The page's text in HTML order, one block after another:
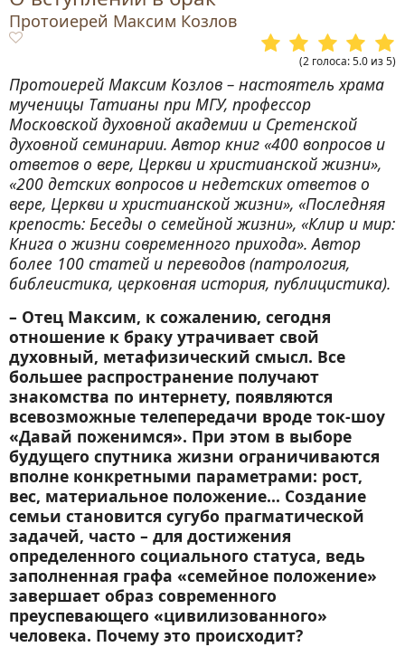
Протоиерей Максим Козлов
(2 голоса:5.0 из5)
Протоиерей Максим Козлов – настоятель храма
мученицы Татианы при МГУ, профессор
Московской духовной академии и Сретенской
духовной семинарии. Автор книг «400 вопросов и
ответов о вере, Церкви и христианской жизни»,
«200 детских вопросов и недетских ответов о
вере, Церкви и христианской жизни», «Последняя
крепость: Беседы о семейной жизни», «Клир и мир:
Книга о жизни современного прихода». Автор
более 100 статей и переводов (патрология,
библеистика, церковная история, публицистика).
– Отец Максим, к сожалению, сегодня
отношение к браку утрачивает свой
духовный, метафизический смысл. Все
большее распространение получают
знакомства по интернету, появляются
всевозможные телепередачи вроде ток-шоу
«Давай поженимся». При этом в выборе
будущего спутника жизни ограничиваются
вполне конкретными параметрами: рост,
вес, материальное положение… Создание
семьи становится сугубо прагматической
задачей, часто – для достижения
определенного социального статуса, ведь
заполненная графа «семейное положение»
завершает образ современного
преуспевающего «цивилизованного»
человека. Почему это происходит?